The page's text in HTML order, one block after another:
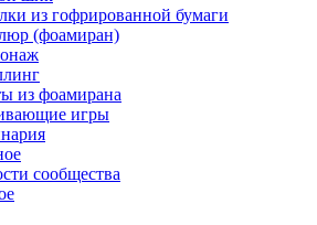
из гофрированной бумаги
(фоамиран)
из фоамирана
игры
сообщества